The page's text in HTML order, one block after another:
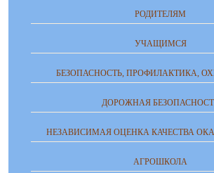
РОДИТЕЛЯМ
УЧАЩИМСЯ
БЕЗОПАСНОСТЬ, ПРОФИЛАКТИКА,
ДОРОЖНАЯ
НЕЗАВИСИМАЯ ОЦЕНКА КАЧЕСТВА
АГРОШКОЛА